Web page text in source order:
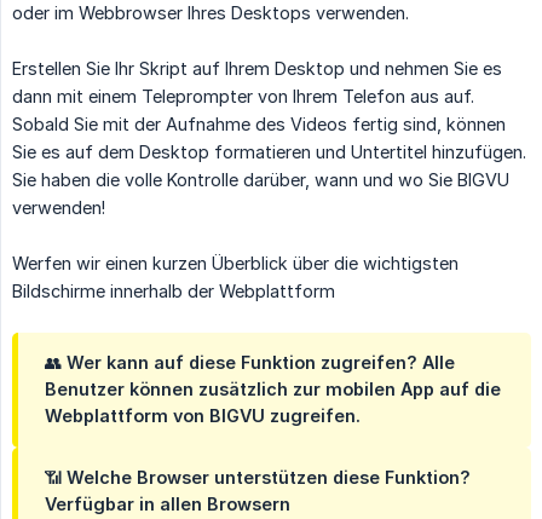
oder im Webbrowser Ihres Desktops verwenden.
Erstellen Sie Ihr Skript auf Ihrem Desktop und nehmen Sie es
dann mit einem Teleprompter von Ihrem Telefon aus auf.
Sobald Sie mit der Aufnahme des Videos fertig sind, können
Sie es auf dem Desktop formatieren und Untertitel hinzufügen.
Sie haben die volle Kontrolle darüber, wann und wo Sie BIGVU
verwenden!
Werfen wir einen kurzen Überblick über die wichtigsten
Bildschirme innerhalb der Webplattform
👥 Wer kann auf diese Funktion zugreifen? Alle
Benutzer können zusätzlich zur mobilen App auf die
Webplattform von BIGVU zugreifen.
📶 Welche Browser unterstützen diese Funktion?
Verfügbar in allen Browsern